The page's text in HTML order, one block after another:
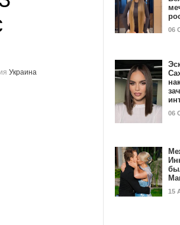
Украина
06
06
15